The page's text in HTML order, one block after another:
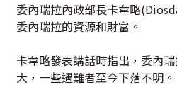
委內瑞拉內政部長卡韋略
委內瑞拉的資源和財富。
卡韋略發表講話時指出，委內
大，一些遇難者至今下落不明。